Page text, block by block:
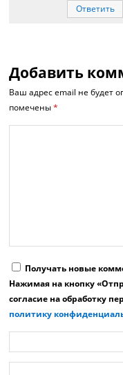
Ответить
Добавить
Ваш адрес email не будет
помечены*
Получать новые
Нажимая на кнопку
согласие на обработку
политику